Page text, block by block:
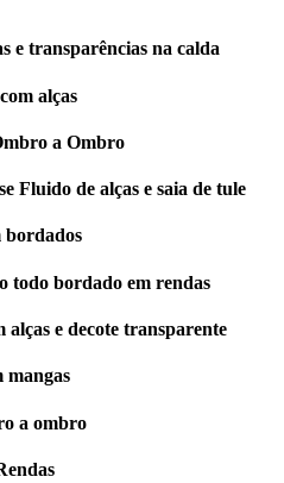
e transparências na calda
alças
a Ombro
Fluido de alças e saia de tule
bordados
todo bordado em rendas
e decote transparente
mangas
a ombro